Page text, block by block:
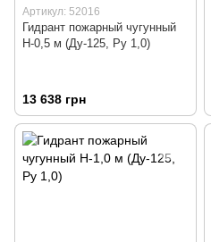
Артикул: 52016
Гидрант пожарный чугунный
Н-0,5 м (Ду-125, Ру 1,0)
13 638 грн